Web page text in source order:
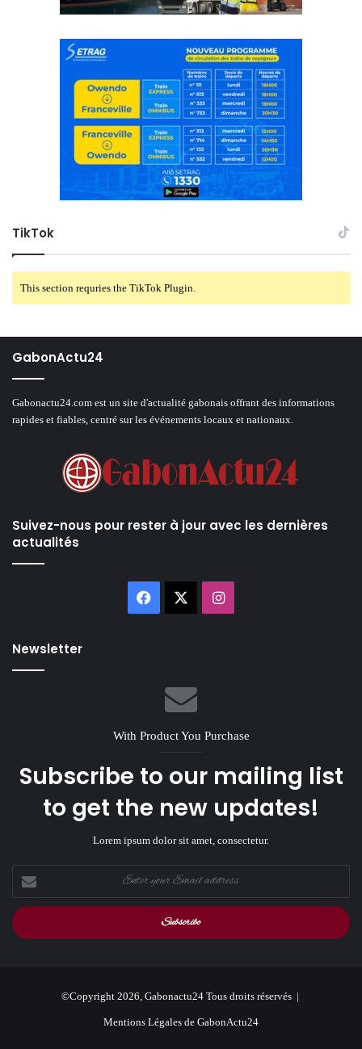
TikTok
This section requries the TikTok Plugin.
GabonActu24
Gabonactu24.com est un site d'actualité gabonais offrant des informations
rapides et fiables, centré sur les événements locaux et nationaux.
Suivez-nous pour rester à jour avec les dernières
actualités
Facebook Instagram
Newsletter
With Product You Purchase
Subscribe to our mailing list
to get the new updates!
Lorem ipsum dolor sit amet, consectetur.
your
Email
address
©Copyright 2026, Gabonactu24 Tous droits réservés |
Mentions Légales de GabonActu24